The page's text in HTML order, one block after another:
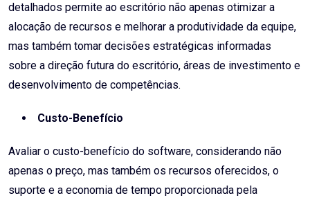
detalhados permite ao escritório não apenas otimizar a
alocação de recursos e melhorar a produtividade da equipe,
mas também tomar decisões estratégicas informadas
sobre a direção futura do escritório, áreas de investimento e
desenvolvimento de competências.
Custo-Benefício
Avaliar o custo-benefício do software, considerando não
apenas o preço, mas também os recursos oferecidos, o
suporte e a economia de tempo proporcionada pela